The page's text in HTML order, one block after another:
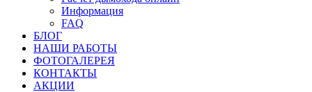
Информация
FAQ
БЛОГ
НАШИ РАБОТЫ
ФОТОГАЛЕРЕЯ
КОНТАКТЫ
АКЦИИ